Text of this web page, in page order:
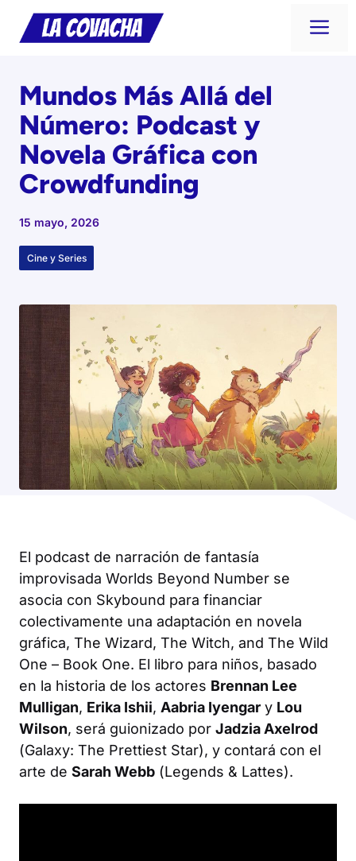
Saltar
Mundos Más Allá del
Número: Podcast y
Novela Gráfica con
Crowdfunding
15 mayo, 2026
Cine y Series
El podcast de narración de fantasía
improvisada Worlds Beyond Number se
asocia con Skybound para financiar
colectivamente una adaptación en novela
gráfica, The Wizard, The Witch, and The Wild
One – Book One. El libro para niños, basado
en la historia de los actores Brennan Lee
Mulligan, Erika Ishii, Aabria Iyengar y Lou
Wilson, será guionizado por Jadzia Axelrod
(Galaxy: The Prettiest Star), y contará con el
arte de Sarah Webb (Legends & Lattes).